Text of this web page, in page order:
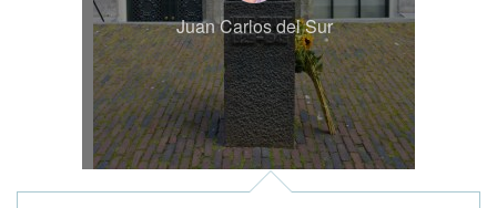
Juan Carlos del Sur